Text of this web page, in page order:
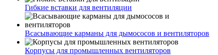
Гибкие вставки для вентиляции
Всасывающие карманы для дымососов и вентиляторов
Корпусы для промышленных вентиляторов